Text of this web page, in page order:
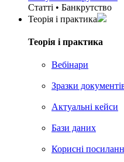
Статті • Банкрутство
Теорія i практика
Теорія i практика
Вебінари
Зразки
Актуальні кейси
Бази даних
Корисні